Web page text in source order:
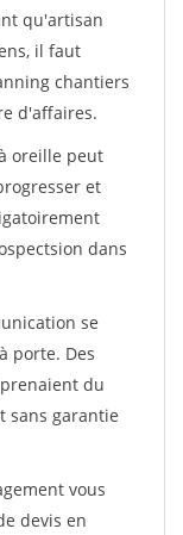
qu'artisan
il faut
chantiers
d'affaires.
oreille peut
et
dans
se
porte. Des
du
sans garantie
vous
devis en